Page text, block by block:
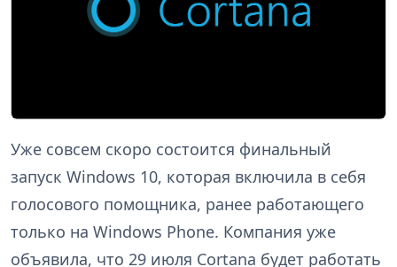
Уже совсем скоро состоится финальный
запуск Windows 10, которая включила в себя
голосового помощника, ранее работающего
только на Windows Phone. Компания уже
объявила, что 29 июля Cortana будет работать